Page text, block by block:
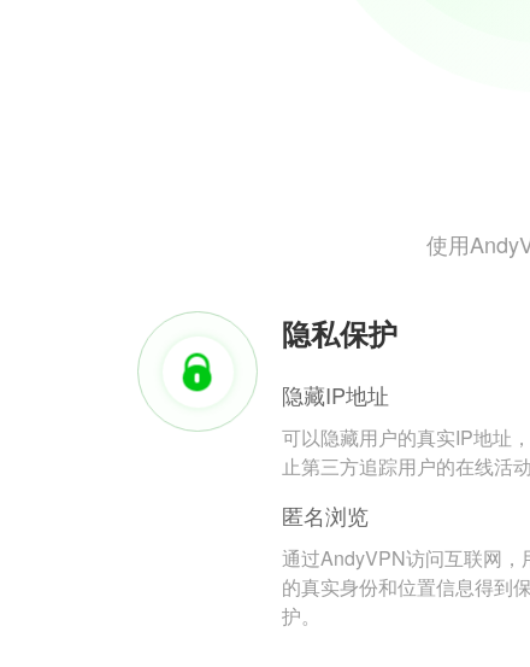
使用
隐私保护
隐藏IP地址
可以隐藏用户的真实IP地址
止第三方追踪用户的在线活动
匿名浏览
通过AndyVPN访问互联网，
的真实身份和位置信息得到保
护。